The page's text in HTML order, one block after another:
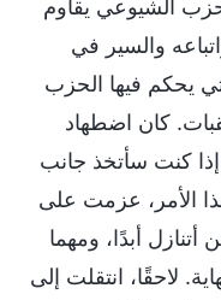
الشيوعي يقاوم
والسير في
يحكم فيها الحزب
كان اضطهاد
إذا كنت سأتخذ جانب
الأمر، عزمت على
أبدًا، ومهما
لاحقًا، انتقلت إلى